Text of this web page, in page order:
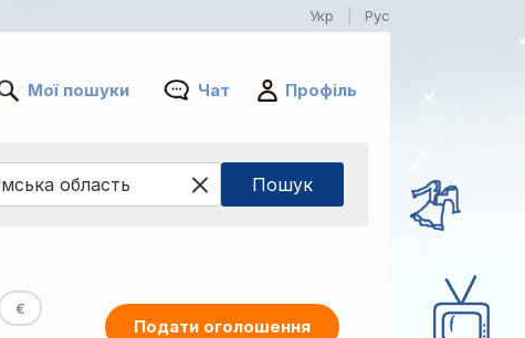
Укр Рус
Мої пошуки Чат Профіль
€
Подати оголошення